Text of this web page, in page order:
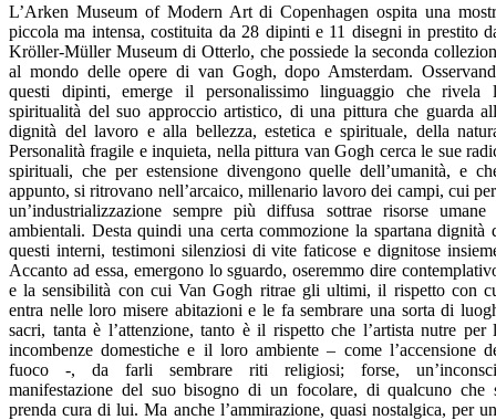
L’Arken Museum of Modern Art di Copenhagen ospita una
piccola ma intensa, costituita da 28 dipinti e 11 disegni in prestito
Kröller-Müller Museum di Otterlo, che possiede la seconda
al mondo delle opere di van Gogh, dopo Amsterdam.
questi dipinti, emerge il personalissimo linguaggio che rivela
spiritualità del suo approccio artistico, di una pittura che guarda
dignità del lavoro e alla bellezza, estetica e spirituale, della
Personalità fragile e inquieta, nella pittura van Gogh cerca le sue
spirituali, che per estensione divengono quelle dell’umanità, e
appunto, si ritrovano nell’arcaico, millenario lavoro dei campi, cui
un’industrializzazione sempre più diffusa sottrae risorse umane
ambientali. Desta quindi una certa commozione la spartana dignità
questi interni, testimoni silenziosi di vite faticose e dignitose
Accanto ad essa, emergono lo sguardo, oseremmo dire
e la sensibilità con cui Van Gogh ritrae gli ultimi, il rispetto con
entra nelle loro misere abitazioni e le fa sembrare una sorta di
sacri, tanta è l’attenzione, tanto è il rispetto che l’artista nutre per
incombenze domestiche e il loro ambiente – come l’accensione
fuoco -, da farli sembrare riti religiosi; forse,
manifestazione del suo bisogno di un focolare, di qualcuno che
prenda cura di lui. Ma anche l’ammirazione, quasi nostalgica, per